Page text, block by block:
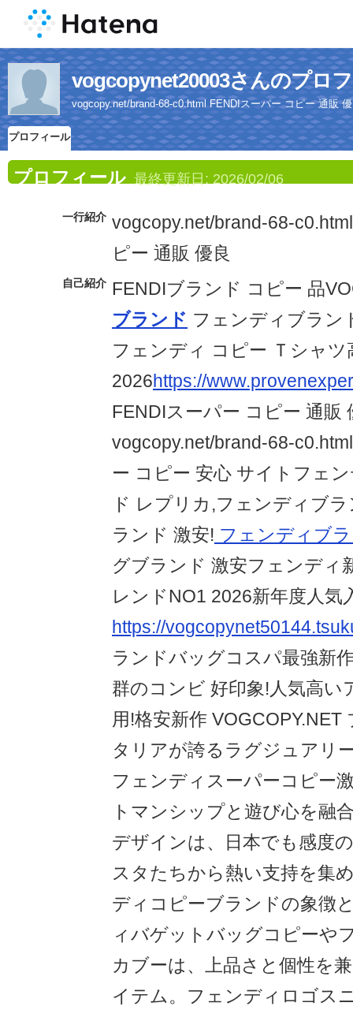
vogcopynet20003さんのプロ
vogcopy.net/brand-68-c0.html FENDIスーパー コピー 通販
プロフィール
プロフィール 最終更新日: 2026/02/06
一行紹介 vogcopy.net/brand-68-
ピー 通販 優良
自己紹介 FENDIブランド コピー 品
ブランド フェンディブラン
フェンディ コピー Ｔシャツ
2026https://
FENDIスーパー コピー 通販
vogcopy.net/brand-68-
ー コピー 安心 サイトフェ
ド レプリカ,フェンディブ
ランド 激安! フェンディブ
グブランド 激安フェンディ
レンドNO1 2026新年度人気
https://
ランドバッグコスパ最強新
群のコンビ 好印象!人気高い
用!格安新作
タリアが誇るラグジュアリ
フェンディスーパーコピー
トマンシップと遊び心を融
デザインは、日本でも感度
スタたちから熱い支持を集
ディコピーブランドの象徴
ィバゲットバッグコピーや
カブーは、上品さと個性を
イテム。フェンディロゴス